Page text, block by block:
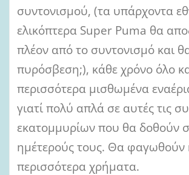
συντονισμού, (τα υπάρχοντα
ελικόπτερα Super Puma θα
πλέον από το συντονισμό και
πυρόσβεση;), κάθε χρόνο όλο
περισσότερα μισθωμένα
γιατί πολύ απλά σε αυτές τις
εκατομμυρίων που θα δοθούν
ημέτερούς τους. Θα φαγωθούν
περισσότερα χρήματα.